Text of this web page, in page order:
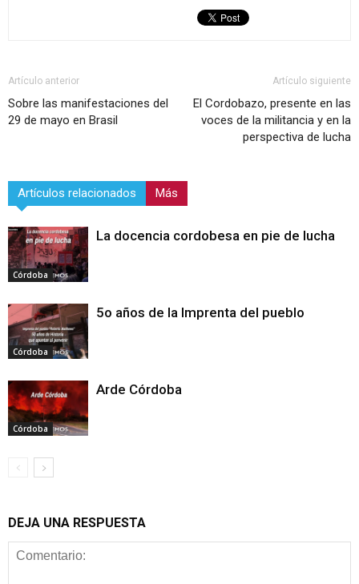
Artículo anterior
Sobre las manifestaciones del
29 de mayo en Brasil
Artículo siguiente
El Cordobazo, presente en las
voces de la militancia y en la
perspectiva de lucha
Artículos relacionados Más
Córdoba
La docencia cordobesa en pie de lucha
Córdoba
5o años de la Imprenta del pueblo
Córdoba
Arde Córdoba
DEJA UNA RESPUESTA